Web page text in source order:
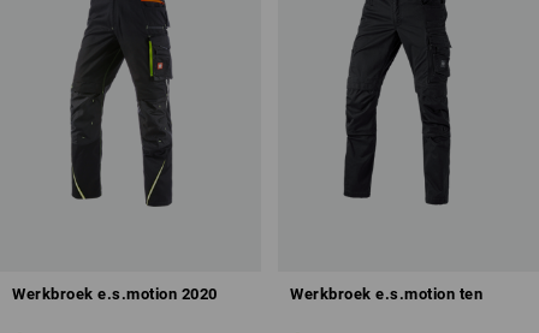
Werkbroek e.s.motion 2020 Werkbroek e.s.motion ten